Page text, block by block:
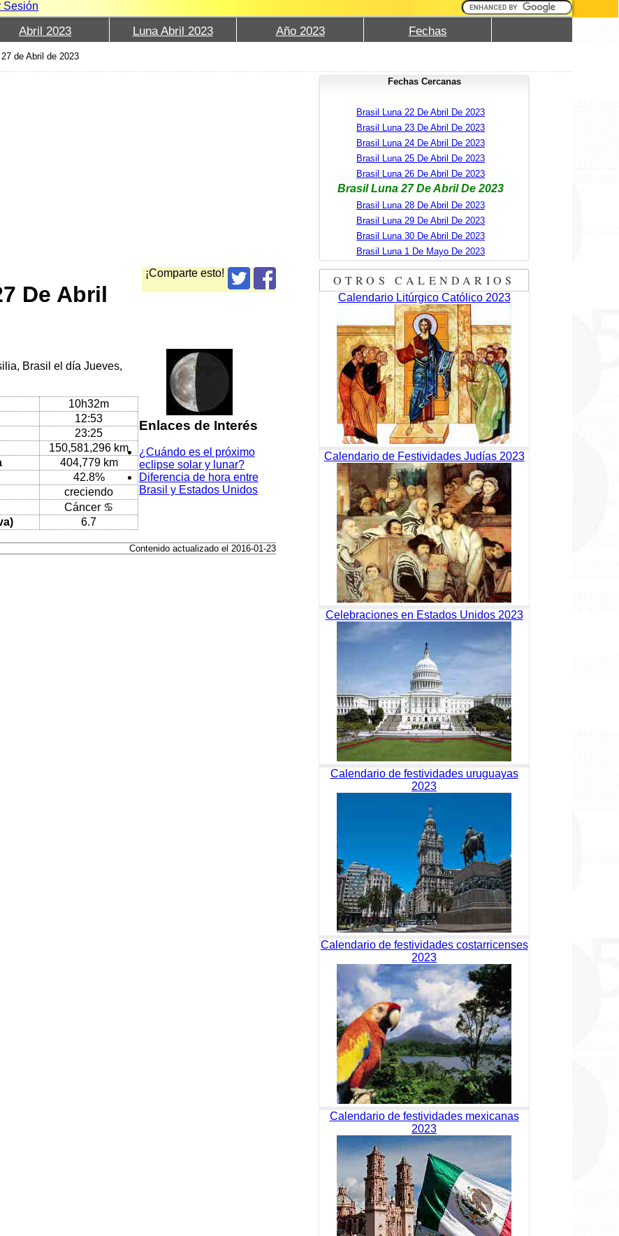
Sesión
Abril 2023 Luna Abril 2023 Año 2023 Fechas
de Abril de 2023
¡Comparte esto!
De Abril
Brasil el día Jueves,
10h32m
12:53
23:25
150,581,296 km
404,779 km
42.8%
creciendo
Cáncer ♋
6.7
Enlaces de Interés
¿Cuándo es el próximo
eclipse solar y lunar?
Diferencia de hora entre
Brasil y Estados Unidos
Contenido actualizado el 2016-01-23
Fechas Cercanas
Brasil Luna 22 De Abril De 2023
Brasil Luna 23 De Abril De 2023
Brasil Luna 24 De Abril De 2023
Brasil Luna 25 De Abril De 2023
Brasil Luna 26 De Abril De 2023
Brasil Luna 27 De Abril De 2023
Brasil Luna 28 De Abril De 2023
Brasil Luna 29 De Abril De 2023
Brasil Luna 30 De Abril De 2023
Brasil Luna 1 De Mayo De 2023
OTROS CALENDARIOS
Calendario Litúrgico Católico 2023
Calendario de Festividades Judías 2023
Celebraciones en Estados Unidos 2023
Calendario de festividades uruguayas
2023
Calendario de festividades costarricenses
2023
Calendario de festividades mexicanas
2023